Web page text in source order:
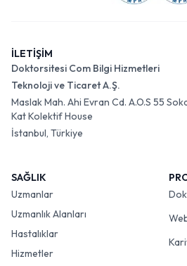
İLETİŞİM
Doktorsitesi Com Bilgi Hizmetleri
Teknoloji ve Ticaret A.Ş.
Maslak Mah. Ahi Evran Cd. A.O.S 55
Kat Kolektif House
İstanbul, Türkiye
SAĞLIK
Uzmanlar
Uzmanlık Alanları
Hastalıklar
Hizmetler